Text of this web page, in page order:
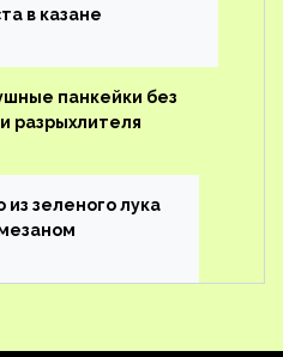
в казане
панкейки без
разрыхлителя
из зеленого лука